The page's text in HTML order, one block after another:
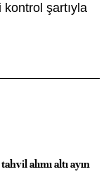
kontrol şartıyla
alımı altı ayın